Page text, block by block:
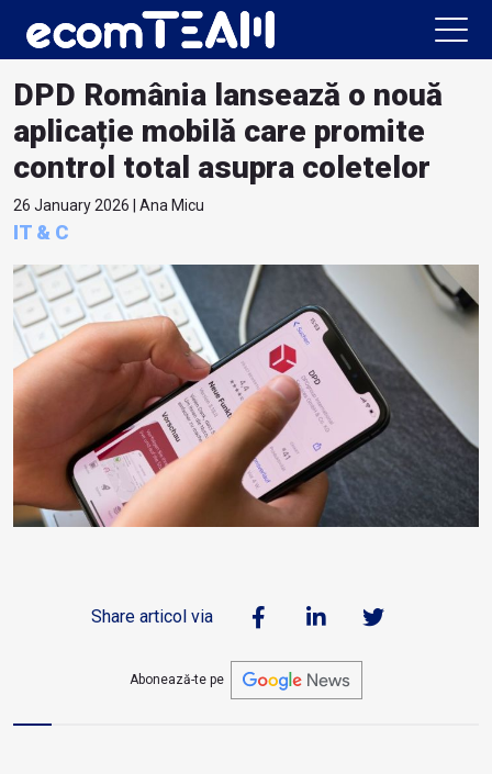
DPD România lansează o nouă
aplicație mobilă care promite
control total asupra coletelor
26 January 2026 | Ana Micu
IT & C
Share articol via
Abonează-te pe